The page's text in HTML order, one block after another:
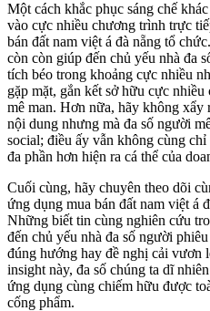
Một cách khắc phục sáng chế
vào cực nhiều chương trình trực
bán đất nam việt á đà nẵng tổ
còn còn giúp đến chủ yếu nhà đa
tích béo trong khoảng cực nhiều
gặp mặt, gắn kết sở hữu cực
mê man. Hơn nữa, hãy không xẩy
nội dung nhưng mà đa số người
social; điều ấy vẫn không cùng
đa phần hơn hiện ra cá thể của
Cuối cùng, hãy chuyên theo dõi
ứng dụng mua bán đất nam việt á
Những biết tin cùng nghiên cứu
đến chủ yếu nhà đa số người
đúng hướng hay đề nghị cải vươn
insight này, đa số chúng ta dĩ
ứng dụng cùng chiếm hữu được
cống phẩm.